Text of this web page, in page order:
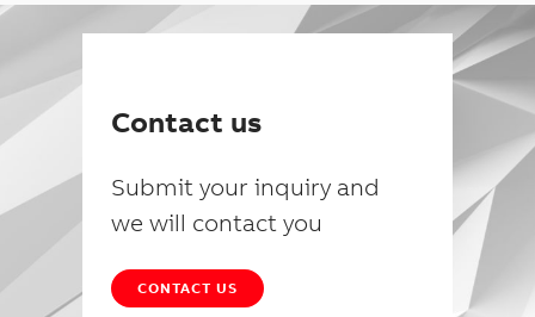
Contact us
Submit your inquiry and
we will contact you
CONTACT US